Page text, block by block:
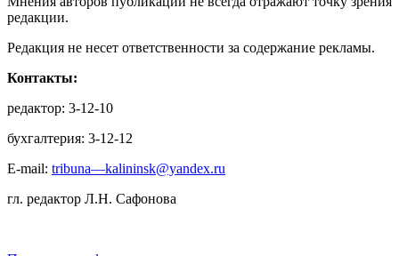
редакции.
Редакция не несет ответственности за содержание рекламы.
Контакты:
редактор: 3-12-10
бухгалтерия: 3-12-12
E-mail: tribuna—kalininsk@yandex.ru
гл. редактор Л.Н. Сафонова